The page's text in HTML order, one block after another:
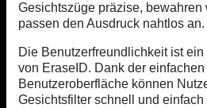
Gesichtszüge präzise, bewahren
passen den Ausdruck nahtlos an.
Die Benutzerfreundlichkeit ist ein
von EraseID. Dank der
Benutzeroberfläche können
Gesichtsfilter schnell und